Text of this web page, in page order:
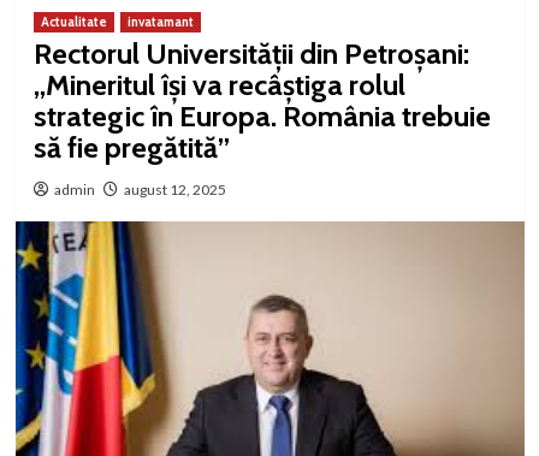
Actualitate invatamant
Rectorul Universității din Petroșani:
„Mineritul își va recâștiga rolul
strategic în Europa. România trebuie
să fie pregătită”
admin august 12, 2025